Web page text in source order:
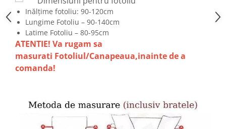
Inălțime fotoliu: 90-120cm
Lungime Fotoliu – 90-140cm
Latime Fotoliu – 80-95cm
ATENTIE! Va rugam sa
masurati Fotoliul/Canapeaua,inainte de a
comanda!